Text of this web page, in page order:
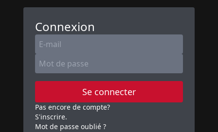
Connexion
Se connecter
Pas encore de compte?
S'inscrire.
Mot de passe oublié ?